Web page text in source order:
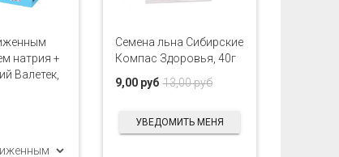
натрия +
Валетек,
Семена льна Сибирские
Компас Здоровья, 40г
13,00 руб
9,00 руб
УВЕДОМИТЬ МЕНЯ